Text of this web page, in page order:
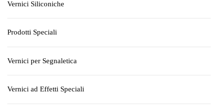
Vernici Siliconiche
Prodotti Speciali
Vernici per Segnaletica
Vernici ad Effetti Speciali